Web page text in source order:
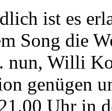
ist es
Song die
Willi
genügen
Uhr in